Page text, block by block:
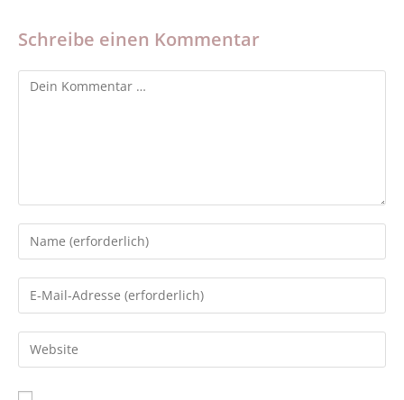
Schreibe einen Kommentar